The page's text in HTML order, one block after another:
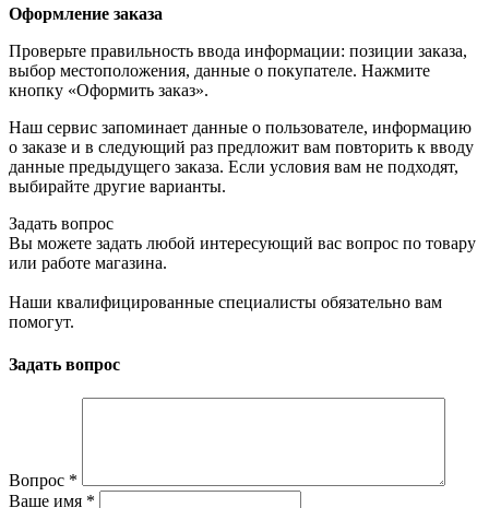
Оформление заказа
Проверьте правильность ввода информации: позиции заказа,
выбор местоположения, данные о покупателе. Нажмите
кнопку «Оформить заказ».
Наш сервис запоминает данные о пользователе, информацию
о заказе и в следующий раз предложит вам повторить к вводу
данные предыдущего заказа. Если условия вам не подходят,
выбирайте другие варианты.
Задать вопрос
Вы можете задать любой интересующий вас вопрос по товару
или работе магазина.
Наши квалифицированные специалисты обязательно вам
помогут.
Задать вопрос
Вопрос *
Ваше имя *